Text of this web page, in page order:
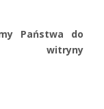
Państwa do
witryny